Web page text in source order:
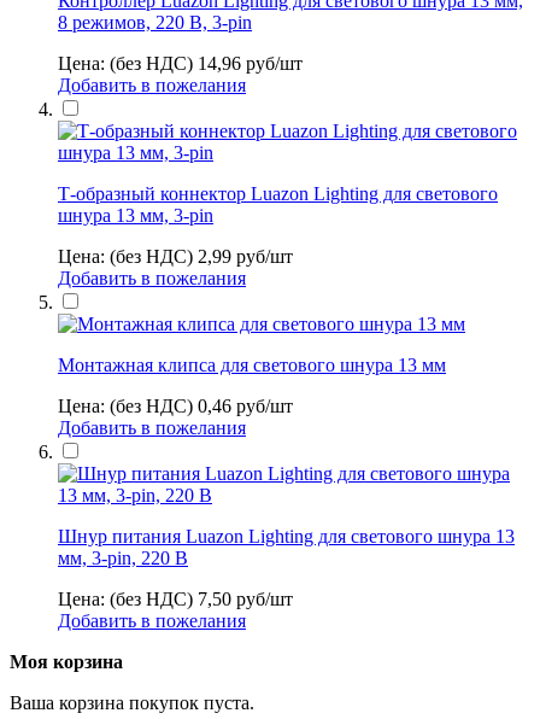
8 режимов, 220 В, 3-pin
Цена: (без НДС) 14,96 руб/шт
Добавить в пожелания
Т-образный коннектор Luazon Lighting для светового
шнура 13 мм, 3-pin
Цена: (без НДС) 2,99 руб/шт
Добавить в пожелания
Монтажная клипса для светового шнура 13 мм
Цена: (без НДС) 0,46 руб/шт
Добавить в пожелания
Шнур питания Luazon Lighting для светового шнура 13
мм, 3-pin, 220 В
Цена: (без НДС) 7,50 руб/шт
Добавить в пожелания
Моя корзина
Ваша корзина покупок пуста.